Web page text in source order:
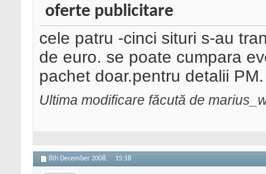
oferte publicitare
cele patru -cinci situri s-au
de euro. se poate cumpara
pachet doar.pentru detalii PM.
Ultima modificare făcută de
8th December 2008, 15:18